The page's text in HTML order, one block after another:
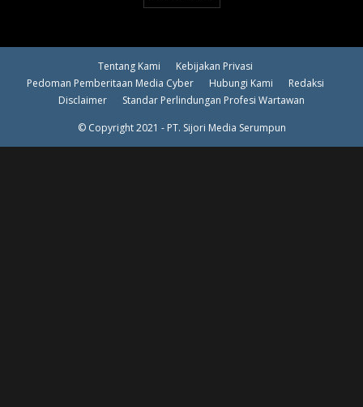
Tentang Kami
Kebijakan Privasi
Pedoman Pemberitaan Media Cyber
Hubungi Kami
Redaksi
Disclaimer
Standar Perlindungan Profesi Wartawan
© Copyright 2021 - PT. Sijori Media Serumpun